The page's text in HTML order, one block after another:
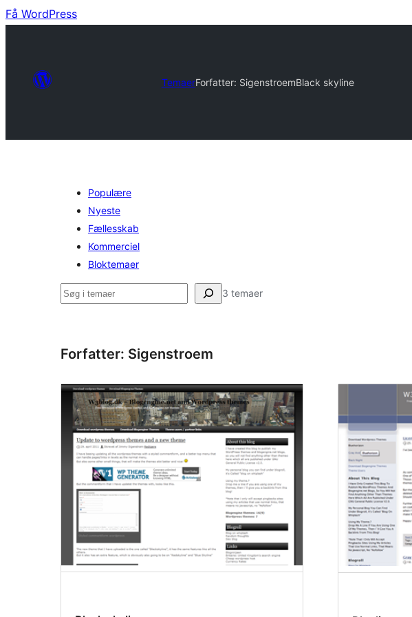
Få WordPress
TemaerForfatter: SigenstroemBlack skyline
Populære
Nyeste
Fællesskab
Kommerciel
Bloktemaer
Søg 3 temaer
Forfatter: Sigenstroem